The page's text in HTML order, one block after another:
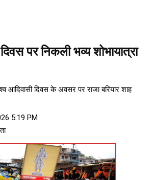
पर निकली भव्य शोभायात्रा
आदिवासी दिवस के अवसर पर राजा बरियार शाह
5:19 PM